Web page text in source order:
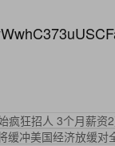
疯狂招人 3个月薪资
缓冲美国经济放缓对